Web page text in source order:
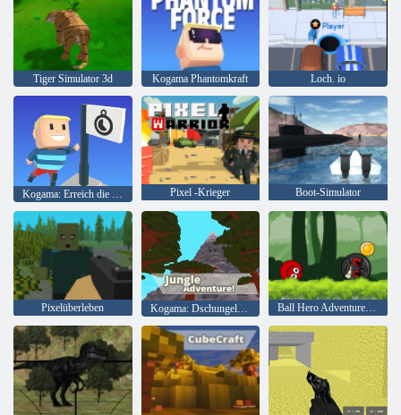
Tiger Simulator 3d Kogama Phantomkraft Loch. io
Pixel -Krieger Boot-Simulator
Pixelüberleben Kogama: Dschungelabenteuer Ball Hero Adventure: Roter Schlagball